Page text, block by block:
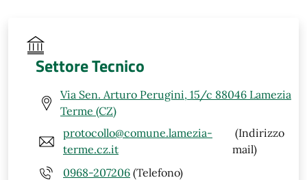
Settore Tecnico
Via Sen. Arturo Perugini, 15/c 88046 Lamezia
Terme (CZ)
protocollo@comune.lamezia-
terme.cz.it
(Indirizzo
mail)
0968-207206 (Telefono)